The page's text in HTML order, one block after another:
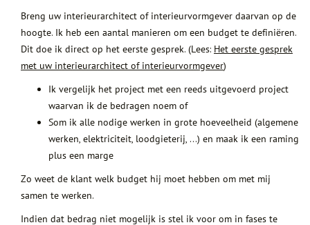
Breng uw interieurarchitect of interieurvormgever daarvan op de
hoogte. Ik heb een aantal manieren om een budget te definiëren.
Dit doe ik direct op het eerste gesprek. (Lees: Het eerste gesprek
met uw interieurarchitect of interieurvormgever)
Ik vergelijk het project met een reeds uitgevoerd project
waarvan ik de bedragen noem of
Som ik alle nodige werken in grote hoeveelheid (algemene
werken, elektriciteit, loodgieterij, …) en maak ik een raming
plus een marge
Zo weet de klant welk budget hij moet hebben om met mij
samen te werken.
Indien dat bedrag niet mogelijk is stel ik voor om in fases te